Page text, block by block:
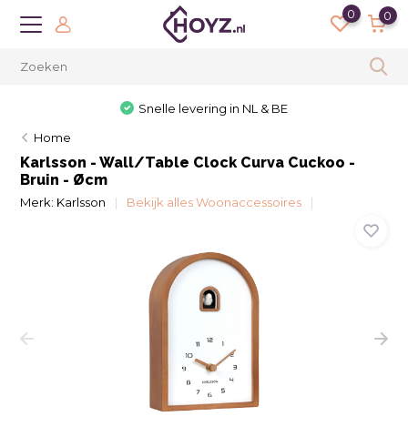
0 0
Snelle levering in NL & BE
Home
Karlsson - Wall/Table Clock Curva Cuckoo -
Bruin - Øcm
Merk: Karlsson Bekijk alles Woonaccessoires